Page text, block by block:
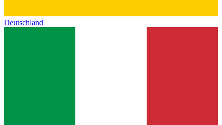
Deutschland